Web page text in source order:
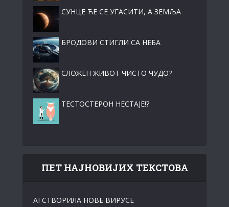
СУНЦЕ ЋЕ СЕ УГАСИТИ, А ЗЕМЉА
БРОДОВИ СТИГЛИ СА НЕБА
СЛОЖЕН ЖИВОТ ЧИСТО ЧУДО?
ТЕСТОСТЕРОН НЕСТАЈЕ!?
ПЕТ НАЈНОВИЈИХ ТЕКСТОВА
АI СТВОРИЛА НОВЕ ВИРУСЕ